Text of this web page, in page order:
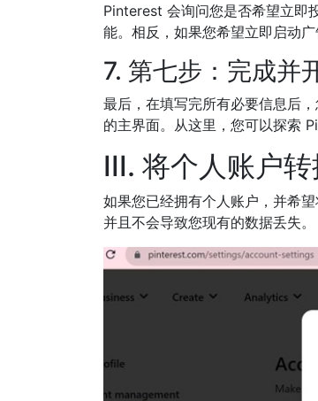
Pinterest 会询问您是否希望立即
能。相反，如果您希望立即启动
7. 第七步：完成并
最后，在填写完所有必要信息后
的主界面。从这里，您可以探索
III. 将个人账户
如果您已经拥有个人账户，并希
并且不会导致您现有的数据丢失。